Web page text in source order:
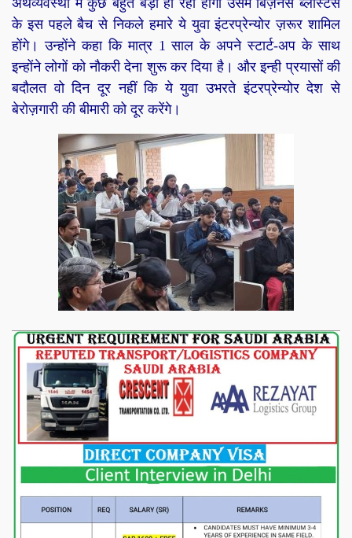
अर्थव्यवस्था में कुछ बहुत बड़ा हो रहा होगा उसमे बिज़नेस ब्लास्टर्स
के इस पहले बैच से निकले हमारे ये युवा इंटरप्रेन्योर ज़रूर शामिल
होंगे। उन्होंने कहा कि मात्र 1 साल के अपने स्टार्ट-अप के साथ
इन्होंने लोगों को नौकरी देना शुरू कर दिया है। और इन्ही प्रयासों की
बदौलत वो दिन दूर नहीं कि ये युवा उभरते इंटरप्रेन्योर देश से
बेरोज़गारी की बीमारी को दूर करेंगे।